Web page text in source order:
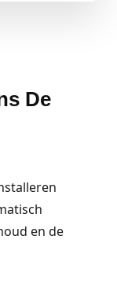
De
en de